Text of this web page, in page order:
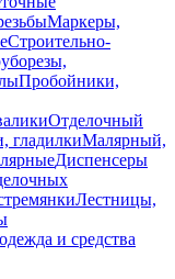
Маркеры,
Строительно-
Пробойники,
Отделочный
гладилкиМалярный,
Диспенсеры
Лестницы,
и средства